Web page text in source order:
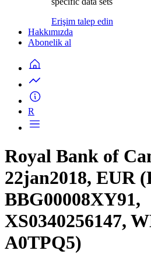
Erişim talep edin
Hakkımızda
Abonelik al
R
Royal Bank of
22jan2018, EUR
BBG00008XY91,
XS0340256147,
A0TPQ5)